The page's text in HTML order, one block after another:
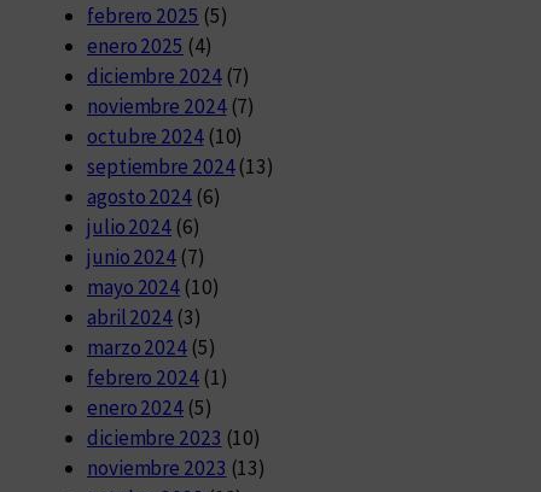
febrero 2025 (5)
enero 2025 (4)
diciembre 2024(7)
noviembre 2024(7)
octubre 2024(10)
septiembre 2024(13)
agosto 2024(6)
julio 2024 (6)
junio 2024 (7)
mayo 2024 (10)
abril 2024 (3)
marzo 2024 (5)
febrero 2024(1)
enero 2024 (5)
diciembre 2023 (10)
noviembre 2023 (13)